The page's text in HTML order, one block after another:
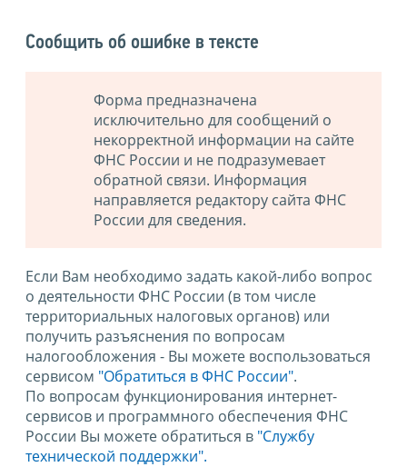
Сообщить об ошибке в тексте
Форма предназначена
исключительно для сообщений о
некорректной информации на сайте
ФНС России и не подразумевает
обратной связи. Информация
направляется редактору сайта ФНС
России для сведения.
Если Вам необходимо задать какой-либо вопрос
о деятельности ФНС России (в том числе
территориальных налоговых органов) или
получить разъяснения по вопросам
налогообложения - Вы можете воспользоваться
сервисом "Обратиться в ФНС России".
По вопросам функционирования интернет-
сервисов и программного обеспечения ФНС
России Вы можете обратиться в "Службу
технической поддержки".